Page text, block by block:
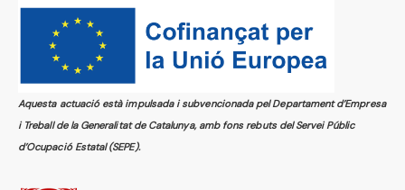
Aquesta actuació està impulsada i subvencionada pel Departament d’Empresa
i Treball de la Generalitat de Catalunya, amb fons rebuts del Servei Públic
d’Ocupació Estatal (SEPE).